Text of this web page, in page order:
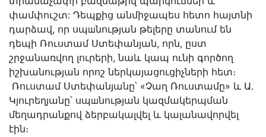
փամփուշտ: Դեպքից անմիջապես հետո հայտնի
դարձավ, որ սպшնության թելերը տանում են
դեպի Ռուստամ Ստեփանյան, որն, ըստ
շրջանառվող լուրերի, նաև կապ ունի գործող
իշխանության որոշ ներկայացուցիչների հետ։
Ռուստամ Ստեփանյանը՝ «Չաղ Ռուստամը» և Ա․
Կյուրեղյանը՝ սպшնության կազմակերպման
մեղադրանքով ձերբակալվել և կալանավորվել
էին։